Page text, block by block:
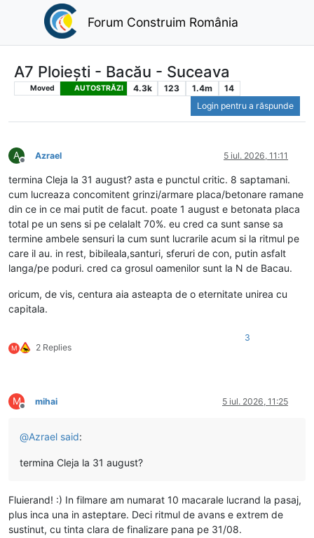
Forum Construim România
A7 Ploiești - Bacău - Suceava
Moved AUTOSTRĂZI 4.3k 123 1.4m
14
Login pentru a răspunde
A
Deconectat
Azrael 5 iul. 2026, 11:11
termina Cleja la 31 august? asta e punctul critic. 8 saptamani.
cum lucreaza concomitent grinzi/armare placa/betonare ramane
din ce in ce mai putit de facut. poate 1 august e betonata placa
total pe un sens si pe celalalt 70%. eu cred ca sunt sanse sa
termine ambele sensuri la cum sunt lucrarile acum si la ritmul pe
care il au. in rest, bibileala,santuri, sferuri de con, putin asfalt
langa/pe poduri. cred ca grosul oamenilor sunt la N de Bacau.
oricum, de vis, centura aia asteapta de o eternitate unirea cu
capitala.
M 2 Replies
3
M
Deconectat
mihai 5 iul. 2026, 11:25
@Azrael said:
termina Cleja la 31 august?
Fluierand! :) In filmare am numarat 10 macarale lucrand la pasaj,
plus inca una in asteptare. Deci ritmul de avans e extrem de
sustinut, cu tinta clara de finalizare pana pe 31/08.